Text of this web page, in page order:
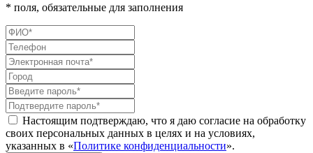
* поля, обязательные для заполнения
Настоящим подтверждаю, что я даю согласие на обработку
своих персональных данных в целях и на условиях,
указанных в «Политике конфиденциальности».